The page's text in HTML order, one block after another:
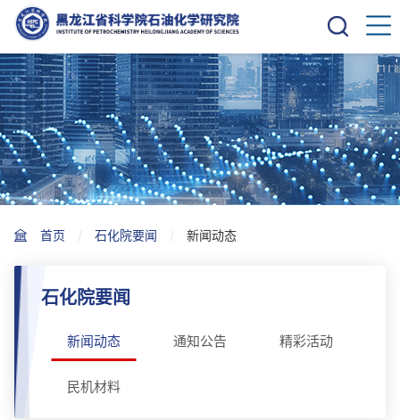
首页 石化院要闻 新闻动态
石化院要闻
新闻动态 通知公告 精彩活动
民机材料